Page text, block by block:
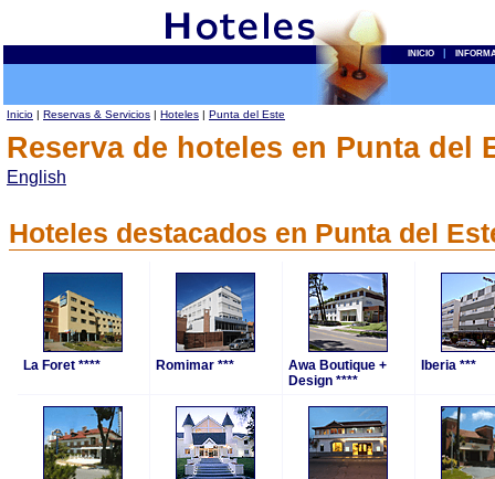
INICIO
Inicio | Reservas & Servicios | Hoteles | Punta del Este
Reserva de hoteles en Punta del
English
Hoteles destacados en Punta del
La Foret **** Romimar ***
Awa Boutique +
Design ****
Iberia ***